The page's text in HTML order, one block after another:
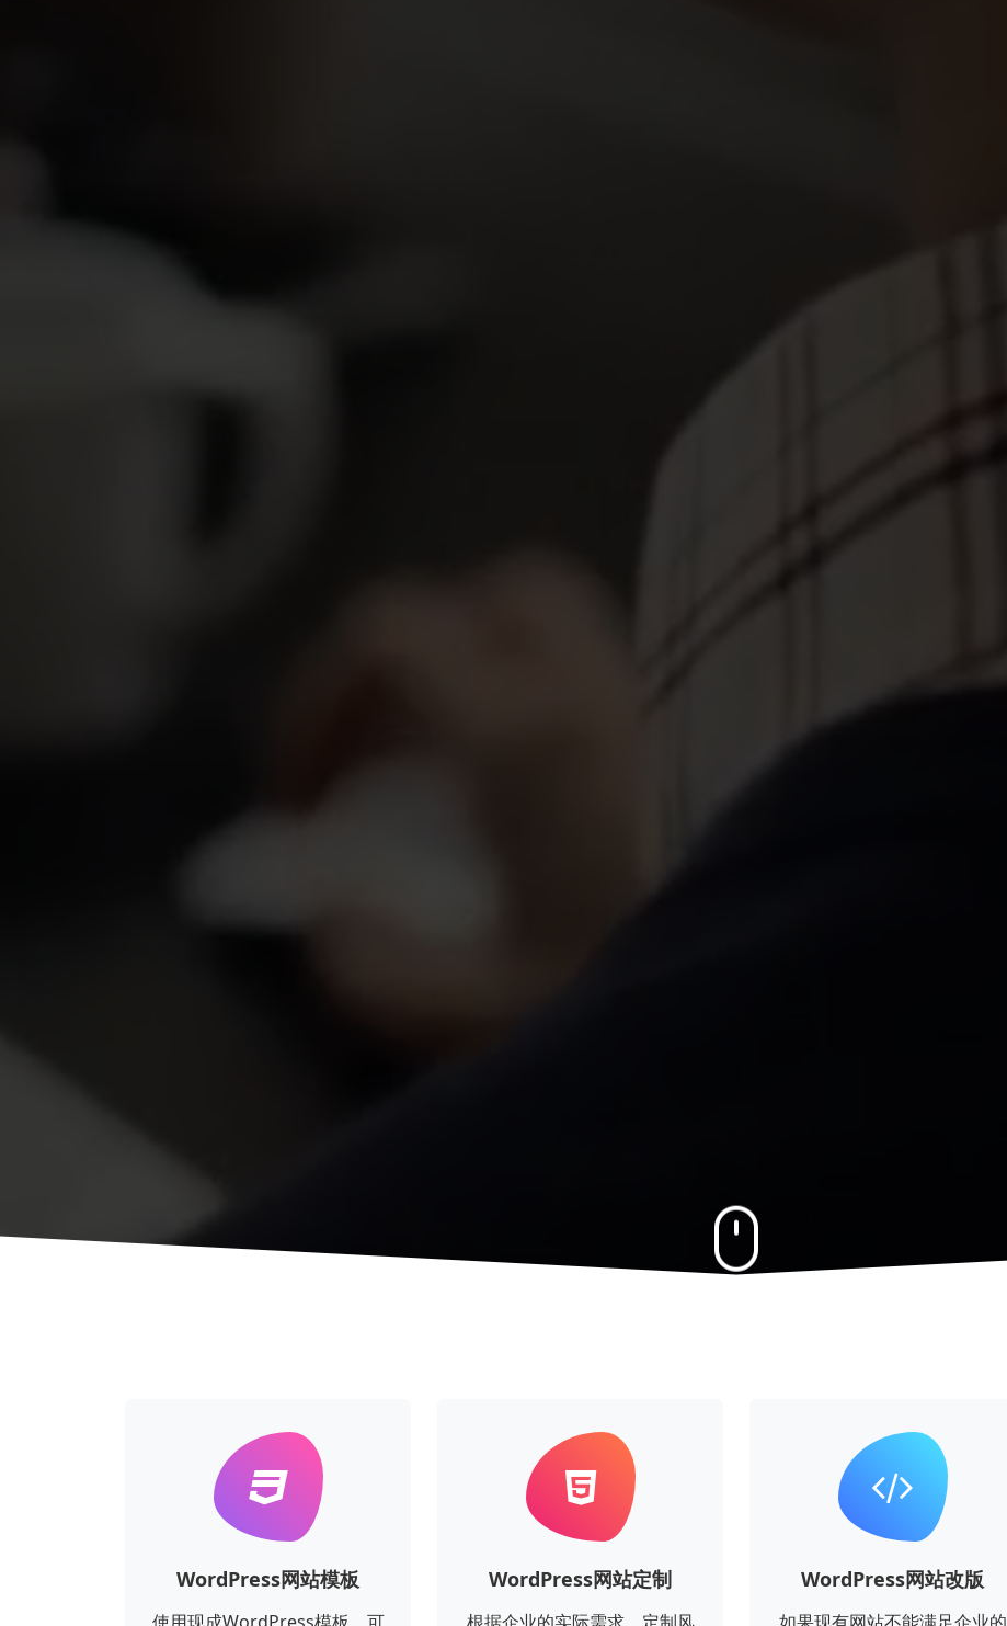
WordPress网站模板
使用现成WordPress模板，可
WordPress网站定制
根据企业的实际需求，定制风
WordPress网站改版
如果现有网站不能满足企业的